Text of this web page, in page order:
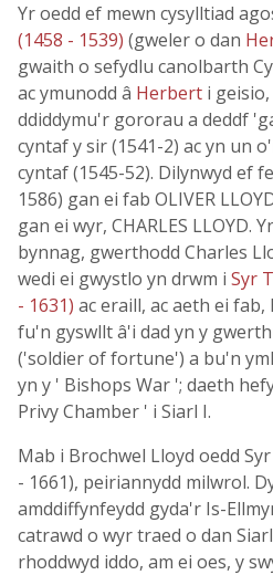
Yr oedd ef mewn cysylltiad
(1458 - 1539) (gweler o dan
gwaith o sefydlu canolbarth
ac ymunodd â Herbert i
ddiddymu'r gororau a deddf
cyntaf y sir (1541-2) ac yn un
cyntaf (1545-52). Dilynwyd ef
1586) gan ei fab OLIVER
gan ei wyr, CHARLES LLOYD.
bynnag, gwerthodd Charles
wedi ei gwystlo yn drwm i Syr
- 1631) ac eraill, ac aeth ei fab,
fu'n gyswllt â'i dad yn y
('soldier of fortune') a bu'n
yn y ' Bishops War '; daeth
Privy Chamber ' i Siarl I.
Mab i Brochwel Lloyd oedd Syr
- 1661), peiriannydd milwrol.
amddiffynfeydd gyda'r Is-
catrawd o wyr traed o dan
rhoddwyd iddo, am ei oes, y